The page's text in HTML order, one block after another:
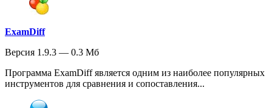
ExamDiff
Версия 1.9.3 — 0.3 Мб
Программа ExamDiff является одним из наиболее популярных
инструментов для сравнения и сопоставления...